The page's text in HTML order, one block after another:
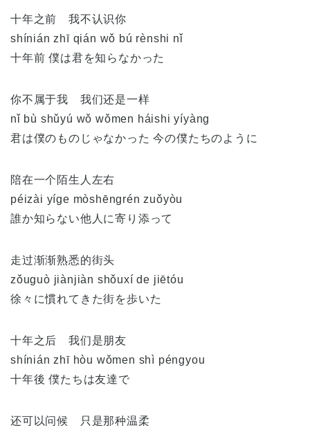
十年之前 我不认识你
shínián zhī qián wǒ bú rènshi nǐ
十年前 僕は君を知らなかった
你不属于我 我们还是一样
nǐ bù shǔyú wǒ wǒmen háishi yíyàng
君は僕のものじゃなかった 今の僕たちのように
陪在一个陌生人左右
péizài yíge mòshēngrén zuǒyòu
誰か知らない他人に寄り添って
走过渐渐熟悉的街头
zǒuguò jiànjiàn shǒuxí de jiētóu
徐々に慣れてきた街を歩いた
十年之后 我们是朋友
shínián zhī hòu wǒmen shì péngyou
十年後 僕たちは友達で
还可以问候 只是那种温柔